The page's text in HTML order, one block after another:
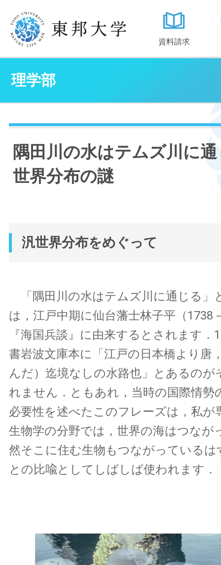
資料請求
理学部
隅田川の水はテムズ川に
世界分布の謎
汎世界分布をめぐって
「隅田川の水はテムズ川に通じる」
は，江戸中期に仙台藩士林子平（1738
『海国兵談』に由来するとされます．
書岩波文庫本に「江戸の日本橋より唐
んだ）迄境なしの水路也」とあるのが
れません．ともあれ，当時の国際情勢
必要性を述べたこのフレーズは，私が
生物学の分野では，世界の海はつなが
然そこに住む生物もつながっている
との比喩としてしばしば使われます．